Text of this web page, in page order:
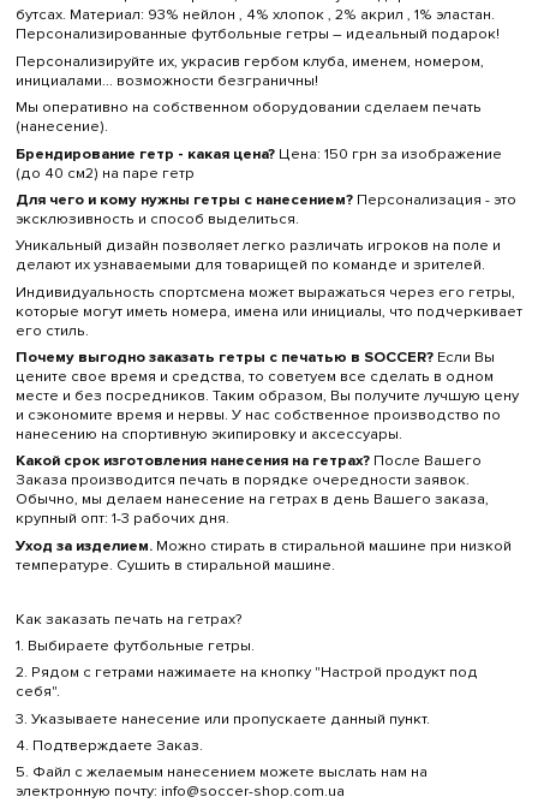
бутсах. Материал: 93% нейлон , 4% хлопок , 2% акрил , 1% эластан.
Персонализированные футбольные гетры – идеальный подарок!
Персонализируйте их, украсив гербом клуба, именем, номером,
инициалами... возможности безграничны!
Мы оперативно на собственном оборудовании сделаем печать
(нанесение).
Брендирование гетр - какая цена?Цена: 150 грн за изображение
(до 40 см2) на паре гетр
Для чего и кому нужны гетры с нанесением?Персонализация - это
эксклюзивность и способ выделиться.
Уникальный дизайн позволяет легко различать игроков на поле и
делают их узнаваемыми для товарищей по команде и зрителей.
Индивидуальность спортсмена может выражаться через его гетры,
которые могут иметь номера, имена или инициалы, что подчеркивает
его стиль.
Почему выгодно заказать гетры с печатью в SOCCER?Если Вы
цените свое время и средства, то советуем все сделать в одном
месте и без посредников. Таким образом, Вы получите лучшую цену
и сэкономите время и нервы. У нас собственное производство по
нанесению на спортивную экипировку и аксессуары.
Какой срок изготовления нанесения на гетрах?После Вашего
Заказа производится печать в порядке очередности заявок.
Обычно, мы делаем нанесение на гетрах в день Вашего заказа,
крупный опт: 1-3 рабочих дня.
Уход за изделием. Можно стирать в стиральной машине при низкой
температуре. Сушить в стиральной машине.
Как заказать печать на гетрах?
1. Выбираете футбольные гетры.
2. Рядом с гетрами нажимаете на кнопку "Настрой продукт под
себя".
3. Указываете нанесение или пропускаете данный пункт.
4. Подтверждаете Заказ.
5. Файл с желаемым нанесением можете выслать нам на
электронную почту: info@soccer-shop.com.ua